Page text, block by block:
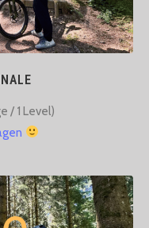
/ 1 Level)​